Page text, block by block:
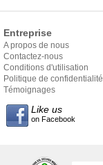
Entreprise
A propos de nous
Contactez-nous
Conditions d'utilisation
Politique de confidentialité
Témoignages
Like us
on Facebook